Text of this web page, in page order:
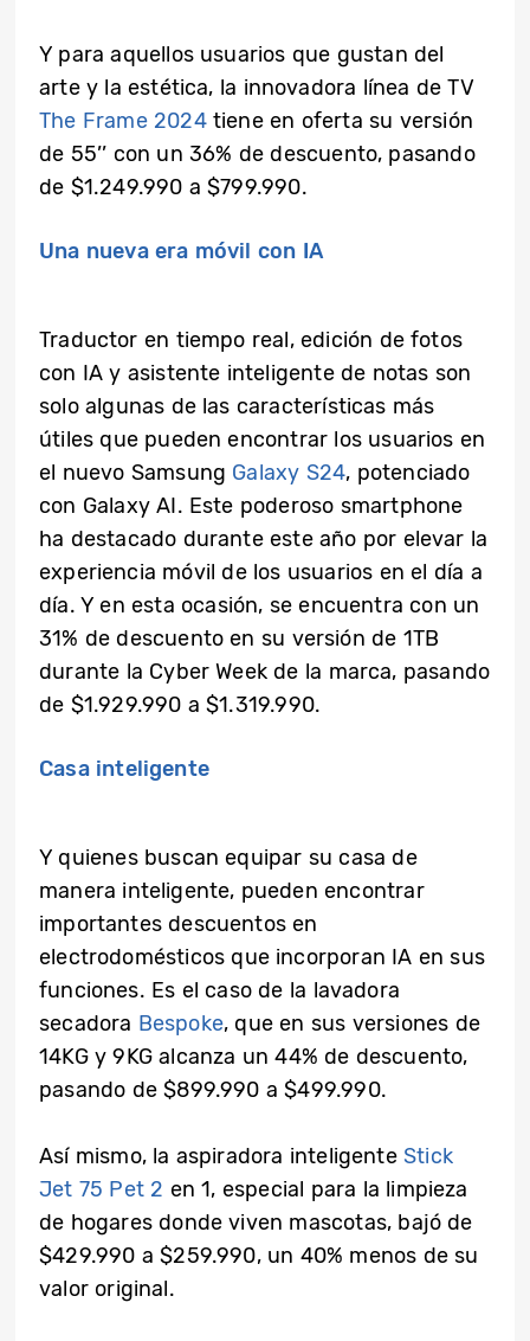
Y para aquellos usuarios que gustan del
arte y la estética, la innovadora línea de TV
The Frame 2024tiene en oferta su versión
de 55’’ con un 36% de descuento, pasando
de $1.249.990 a $799.990.
Una nueva era móvil con IA
Traductor en tiempo real, edición de fotos
con IA y asistente inteligente de notas son
solo algunas de las características más
útiles que pueden encontrar los usuarios en
el nuevo Samsung Galaxy S24, potenciado
con Galaxy AI. Este poderoso smartphone
ha destacado durante este año por elevar la
experiencia móvil de los usuarios en el día a
día. Y en esta ocasión, se encuentra con un
31% de descuento en su versión de 1TB
durante la Cyber Week de la marca, pasando
de $1.929.990 a $1.319.990.
Casa inteligente
Y quienes buscan equipar su casa de
manera inteligente, pueden encontrar
importantes descuentos en
electrodomésticos que incorporan IA en sus
funciones. Es el caso de la lavadora
secadora Bespoke, que en sus versiones de
14KG y 9KG alcanza un 44% de descuento,
pasando de $899.990 a $499.990.
Así mismo, la aspiradora inteligente Stick
Jet 75 Pet 2 en 1, especial para la limpieza
de hogares donde viven mascotas, bajó de
$429.990 a $259.990, un 40% menos de su
valor original.